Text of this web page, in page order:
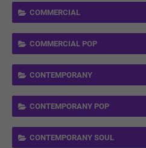
COMMERCIAL
COMMERCIAL POP
CONTEMPORANY
CONTEMPORANY POP
CONTEMPORANY SOUL